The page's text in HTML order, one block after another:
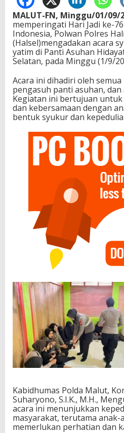
MALUT-FN, Minggu/01/09/
memperingati Hari Jadi ke-
Indonesia, Polwan Polres
(Halsel)mengadakan acara
yatim di Panti Asuhan
Selatan, pada Minggu (1/9/
Acara ini dihadiri oleh
pengasuh panti asuhan, dan
Kegiatan ini bertujuan
dan kebersamaan dengan
bentuk syukur dan
Kabidhumas Polda Malut,
Suharyono, S.I.K., M.H.,
acara ini menunjukkan
masyarakat, terutama anak-
memerlukan perhatian dan